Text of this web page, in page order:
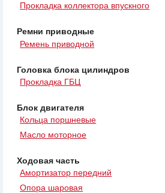
Прокладка коллектора впускного
Ремни приводные
Ремень приводной
Головка блока цилиндров
Прокладка ГБЦ
Блок двигателя
Кольца поршневые
Масло моторное
Ходовая часть
Амортизатор передний
Опора шаровая